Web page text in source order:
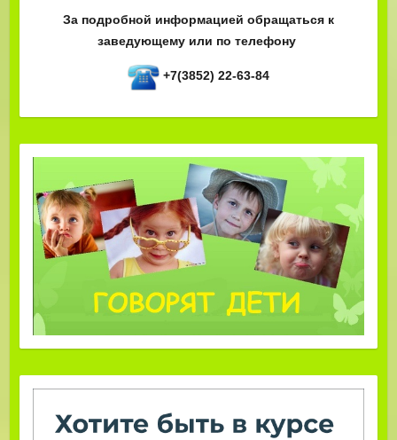
За подробной информацией обращаться к
заведующему или по телефону
+7(3852) 22-63-84